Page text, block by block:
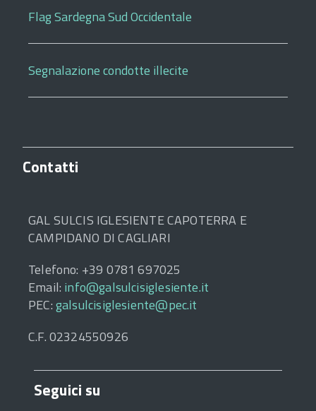
Flag Sardegna Sud Occidentale
Segnalazione condotte illecite
Contatti
GAL SULCIS IGLESIENTE CAPOTERRA E
CAMPIDANO DI CAGLIARI
Telefono: +39 0781 697025
Email: info@galsulcisiglesiente.it
PEC:galsulcisiglesiente@pec.it
C.F. 02324550926
Seguici su